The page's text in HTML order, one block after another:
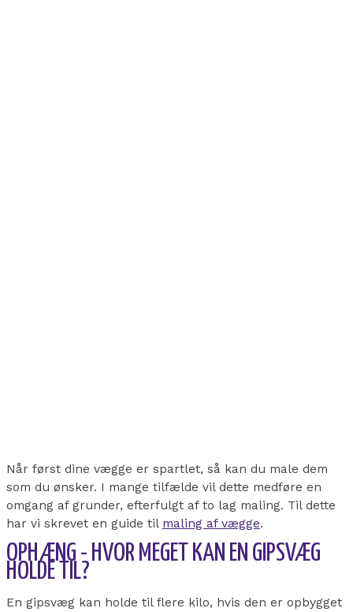
Når først dine vægge er spartlet, så kan du male dem
som du ønsker. I mange tilfælde vil dette medføre en
omgang af grunder, efterfulgt af to lag maling. Til dette
har vi skrevet en guide til maling af vægge.
OPHÆNG - HVOR MEGET KAN EN GIPSVÆG
HOLDE TIL?
En gipsvæg kan holde til flere kilo, hvis den er opbygget